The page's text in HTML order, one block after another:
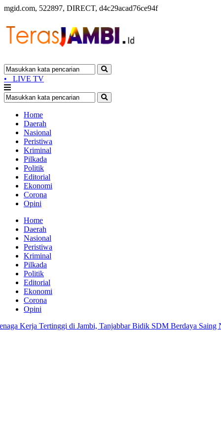
mgid.com, 522897, DIRECT, d4c29acad76ce94f
• LIVE TV
Home
Daerah
Nasional
Peristiwa
Kriminal
Pilkada
Politik
Editorial
Ekonomi
Corona
Opini
Home
Daerah
Nasional
Peristiwa
Kriminal
Pilkada
Politik
Editorial
Ekonomi
Corona
Opini
Tertinggi di Jambi, Tanjabbar Bidik SDM Berdaya Saing